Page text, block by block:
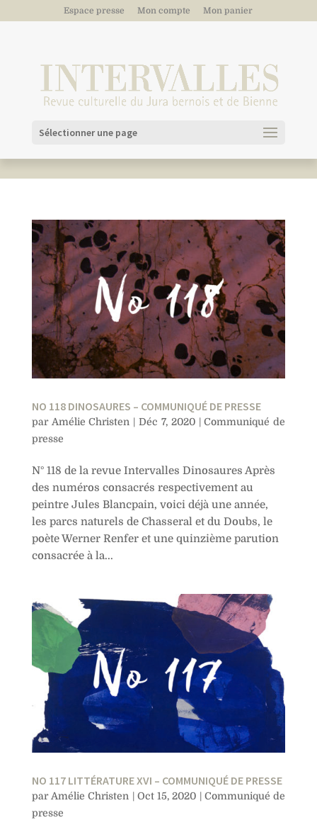
Espace presse Mon compte Mon panier
Sélectionner une page
NO 118 DINOSAURES – COMMUNIQUÉ DE PRESSE
par Amélie Christen |Déc 7, 2020|Communiqué de
presse
N° 118 de la revue Intervalles Dinosaures Après
des numéros consacrés respectivement au
peintre Jules Blancpain, voici déjà une année,
les parcs naturels de Chasseral et du Doubs, le
poète Werner Renfer et une quinzième parution
consacrée à la...
NO 117 LITTÉRATURE XVI – COMMUNIQUÉ DE PRESSE
par Amélie Christen | Oct 15, 2020 | Communiqué de
presse